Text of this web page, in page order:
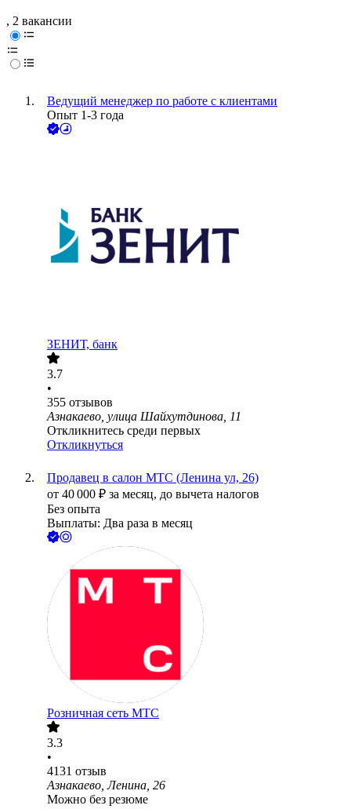
, 2 вакансии
Ведущий менеджер по работе с клиентами
Опыт 1-3 года
ЗЕНИТ, банк
3.7
•
355 отзывов
Азнакаево, улица Шайхутдинова, 11
Откликнитесь среди первых
Откликнуться
Продавец в салон МТС (Ленина ул, 26)
от 40 000 ₽ за месяц, до вычета налогов
Без опыта
Выплаты: Два раза в месяц
Розничная сеть МТС
3.3
•
4131 отзыв
Азнакаево, Ленина, 26
Можно без резюме